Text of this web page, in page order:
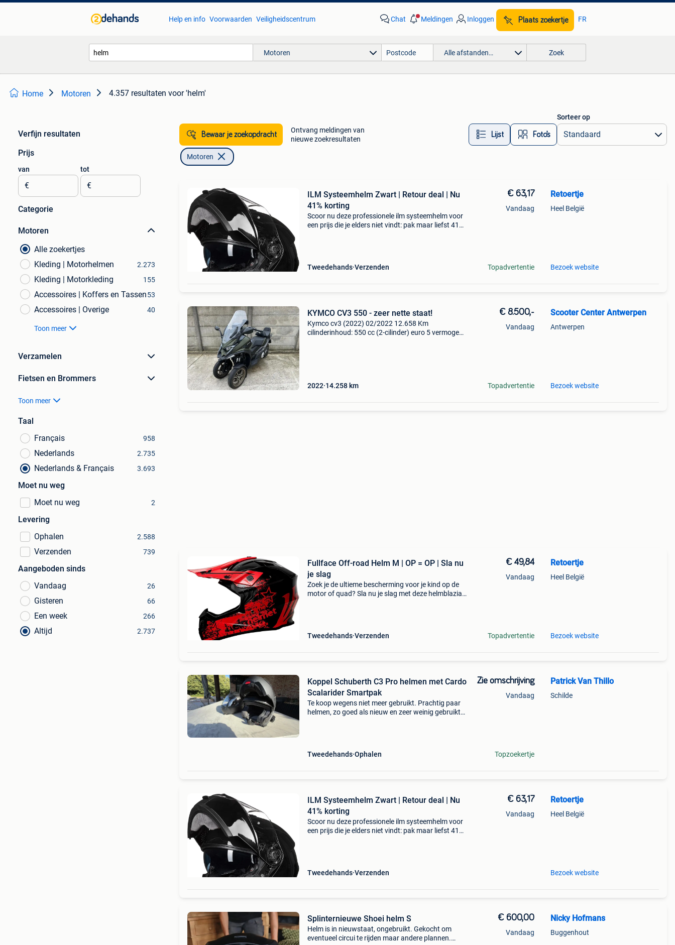
Help en info Voorwaarden Veiligheidscentrum Chat Meldingen Inloggen Plaats zoekertje FR
Motoren Alle afstanden… Zoek
Home Motoren 4.357 resultaten voor 'helm'
Verfijn resultaten
Prijs
van
€
tot
€
Categorie
Motoren
Alle zoekertjes
Kleding | Motorhelmen
2.273
Kleding | Motorkleding 155
Accessoires | Koffers en Tassen53
Accessoires | Overige 40
Toon meer
Verzamelen
Fietsen en Brommers
Toon meer
Taal
Français
958
Nederlands 2.735
Nederlands & Français 3.693
Moet nu weg
Moet nu weg
2
Levering
Ophalen
2.588
Verzenden 739
Aangeboden sinds
Vandaag
26
Gisteren 66
Een week 266
Altijd 2.737
Bewaar je zoekopdracht
Ontvang meldingen van
nieuwe zoekresultaten
Lijst Foto’s
Sorteer op
Motoren
ILM Systeemhelm Zwart | Retour deal | Nu
41% korting
Scoor nu deze professionele ilm systeemhelm voor
een prijs die je elders niet vindt: pak maar liefst 41%
Tweedehands Verzenden
€ 63,17
Vandaag
Topadvertentie
Retoertje
Heel België
Bezoek website
KYMCO CV3 550 - zeer nette staat!
Kymco cv3 (2022) 02/2022 12.658 Km
cilinderinhoud: 550 cc (2-cilinder) euro 5 vermogen:
2022 14.258 km
€ 8.500,-
Vandaag
Topadvertentie
Scooter Center Antwerpen
Antwerpen
Bezoek website
Fullface Off-road Helm M | OP = OP | Sla nu
je slag
Zoek je de ultieme bescherming voor je kind op de
motor of quad? Sla nu je slag met deze helmblazia
Tweedehands Verzenden
€ 49,84
Vandaag
Topadvertentie
Retoertje
Heel België
Bezoek website
Koppel Schuberth C3 Pro helmen met Cardo
Scalarider Smartpak
Te koop wegens niet meer gebruikt. Prachtig paar
helmen, zo goed als nieuw en zeer weinig gebruikt.
Tweedehands Ophalen
Zie omschrijving
Vandaag
Topzoekertje
Patrick Van Thillo
Schilde
ILM Systeemhelm Zwart | Retour deal | Nu
41% korting
Scoor nu deze professionele ilm systeemhelm voor
een prijs die je elders niet vindt: pak maar liefst 41%
Tweedehands Verzenden
€ 63,17
Vandaag
Retoertje
Heel België
Bezoek website
Splinternieuwe Shoei helm S
Helm is in nieuwstaat, ongebruikt. Gekocht om
eventueel circui te rijden maar andere plannen.
€ 600,00
Vandaag
Nicky Hofmans
Buggenhout